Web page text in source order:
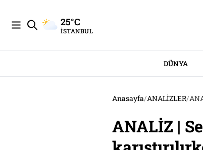
25°C
İSTANBUL
DÜNYA
Anasayfa/ANALİZLER/
ANALİZ |